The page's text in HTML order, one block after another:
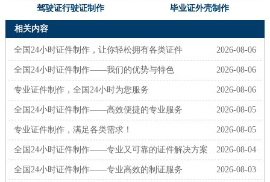
驾驶证行驶证制作 毕业证外壳制作
相关内容
2026-08-06
全国24小时证件制作，让你轻松拥有各类证件
2026-08-06
全国24小时证件制作——我们的优势与特色
2026-08-06
专业证件制作，全国24小时为您服务
2026-08-05
全国24小时证件制作——高效便捷的专业服务
2026-08-05
专业证件制作，满足各类需求！
2026-08-04
全国24小时证件制作——专业又可靠的证件解决方案
2026-08-03
全国24小时证件制作——专业高效的制证服务